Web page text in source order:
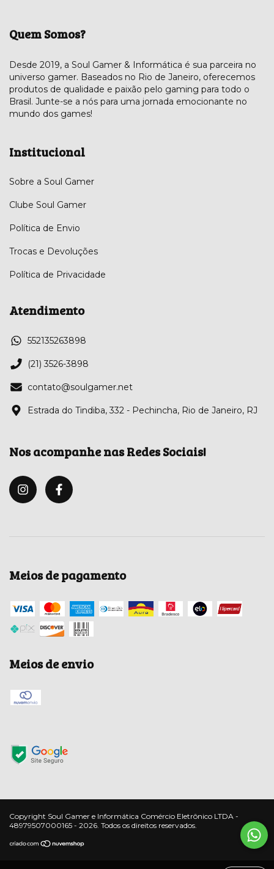
Quem Somos?
Desde 2019, a Soul Gamer & Informática é sua parceira no
universo gamer. Baseados no Rio de Janeiro, oferecemos
produtos de qualidade e paixão pelo gaming para todo o
Brasil. Junte-se a nós para uma jornada emocionante no
mundo dos games!
Institucional
Sobre a Soul Gamer
Clube Soul Gamer
Política de Envio
Trocas e Devoluções
Política de Privacidade
Atendimento
552135263898
(21) 3526-3898
contato@soulgamer.net
Estrada do Tindiba, 332 - Pechincha, Rio de Janeiro, RJ
Nos acompanhe nas Redes Sociais!
Meios de pagamento
Meios de envio
Copyright Soul Gamer e Informática Comércio Eletrônico LTDA -
48979507000165 - 2026. Todos os direitos reservados.